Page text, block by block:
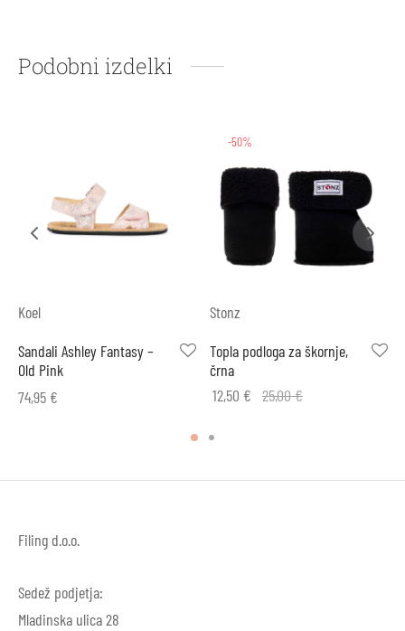
Podobni izdelki
Koel
Sandali Ashley Fantasy –
Old Pink
74,95 €
-50%
Stonz
Topla podloga za škornje,
črna
12,50 € 25,00€
Filing d.o.o.
Sedež podjetja:
Mladinska ulica 28